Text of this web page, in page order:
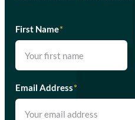
First Name*
Email Address*